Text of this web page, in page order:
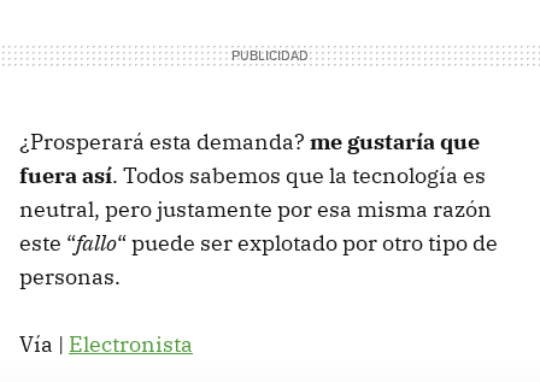
¿Prosperará esta demanda? me gustaría que
fuera así. Todos sabemos que la tecnología es
neutral, pero justamente por esa misma razón
este “fallo“ puede ser explotado por otro tipo de
personas.
Vía | Electronista